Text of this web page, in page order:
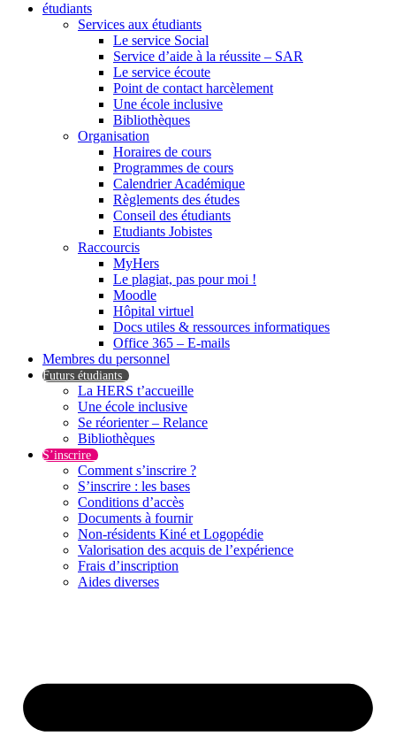
étudiants
Services aux étudiants
Le service Social
Service d’aide à la réussite – SAR
Le service écoute
Point de contact harcèlement
Une école inclusive
Bibliothèques
Organisation
Horaires de cours
Programmes de cours
Calendrier Académique
Règlements des études
Conseil des étudiants
Etudiants Jobistes
Raccourcis
MyHers
Le plagiat, pas pour moi !
Moodle
Hôpital virtuel
Docs utiles & ressources informatiques
Office 365 – E-mails
Membres du personnel
Futurs étudiants
La HERS t’accueille
Une école inclusive
Se réorienter – Relance
Bibliothèques
S’inscrire
Comment s’inscrire ?
S’inscrire : les bases
Conditions d’accès
Documents à fournir
Non-résidents Kiné et Logopédie
Valorisation des acquis de l’expérience
Frais d’inscription
Aides diverses